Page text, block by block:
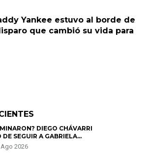
Yankee estuvo al borde de
que cambió su vida para
DIEGO CHÁVARRI
DE SEGUIR A GABRIELA
Y ANUNCIA SU SALIDA
2026